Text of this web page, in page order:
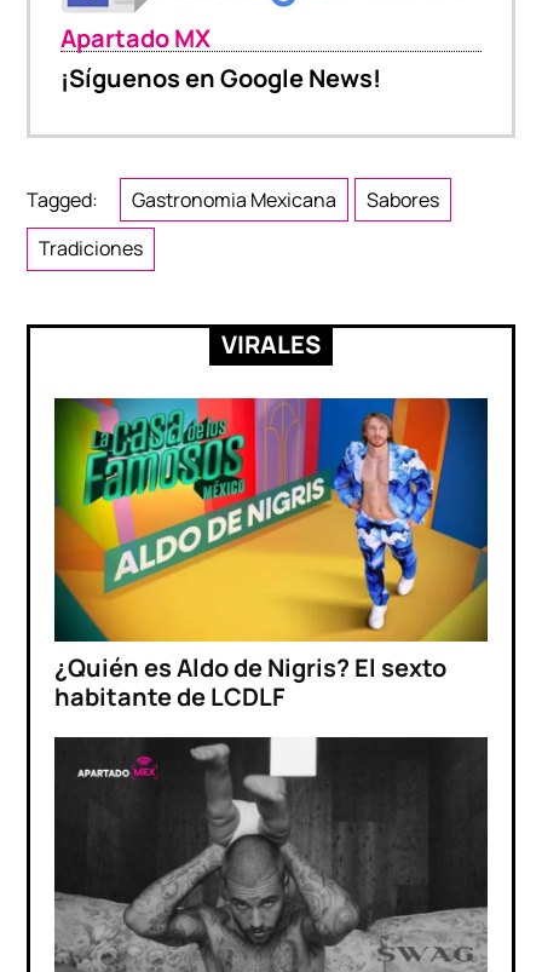
Apartado MX
¡Síguenos en Google News!
Tagged: Gastronomia Mexicana
Sabores
Tradiciones
VIRALES
¿Quién es Aldo de Nigris? El sexto
habitante de LCDLF